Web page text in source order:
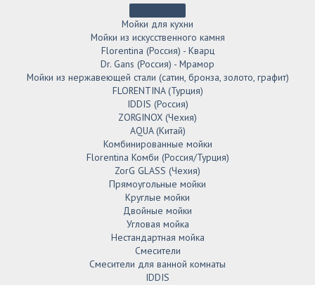
Мойки для кухни
Мойки из искусственного камня
Florentina (Россия) - Кварц
Dr. Gans (Россия) - Мрамор
Мойки из нержавеющей стали (сатин, бронза, золото, графит)
FLORENTINA (Турция)
IDDIS (Россия)
ZORGINOX (Чехия)
AQUA (Китай)
Комбинированные мойки
Florentina Комби (Россия/Турция)
ZorG GLASS (Чехия)
Прямоугольные мойки
Круглые мойки
Двойные мойки
Угловая мойка
Нестандартная мойка
Смесители
Смесители для ванной комнаты
IDDIS